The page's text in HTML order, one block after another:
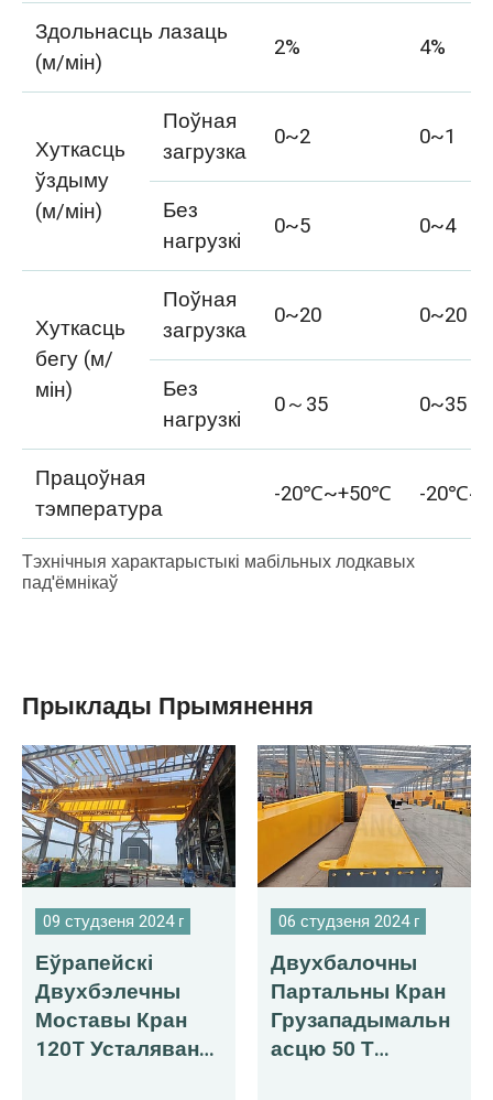
Здольнасць лазаць
(м/мін)
2% 4%
Хуткасць
ўздыму
(м/мін)
Поўная
загрузка
0~2 0~1
Без
нагрузкі
0~5 0~4
Хуткасць
бегу (м/
мін)
Поўная
загрузка
0~20 0~20
Без
нагрузкі
0～35 0~35
Працоўная
тэмпература
-20℃~+50℃ -
Тэхнічныя характарыстыкі мабільных лодкавых
пад'ёмнікаў
Прыклады Прымянення
09 студзеня 2024 г
Еўрапейскі
Двухбэлечны
Моставы Кран
120T Усталяваны
06 студзеня 2024 г
Двухбалочны
Партальны Кран
Грузападымальн
Асцю 50 Т